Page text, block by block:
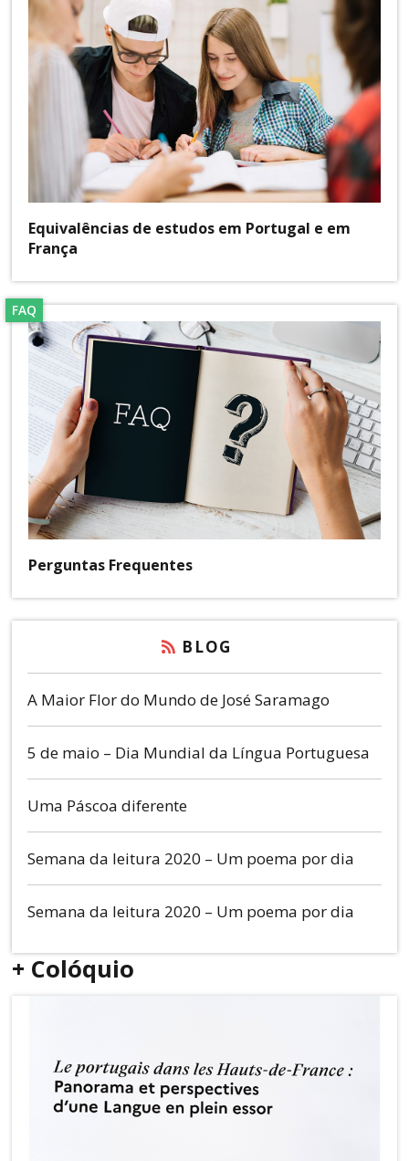
Equivalências de estudos em Portugal e em
França
FAQ
Perguntas Frequentes
BLOG
A Maior Flor do Mundo de José Saramago
5 de maio – Dia Mundial da Língua Portuguesa
Uma Páscoa diferente
Semana da leitura 2020 – Um poema por dia
Semana da leitura 2020 – Um poema por dia
+ Colóquio